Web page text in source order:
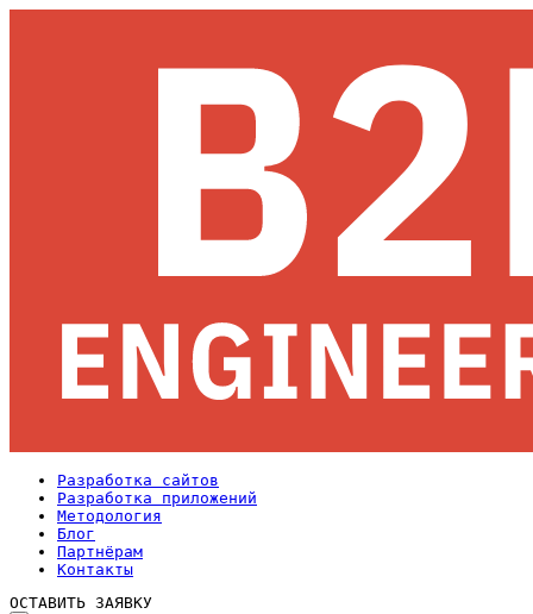
Разработка сайтов
Разработка приложений
Методология
Блог
Партнёрам
Контакты
ОСТАВИТЬ ЗАЯВКУ